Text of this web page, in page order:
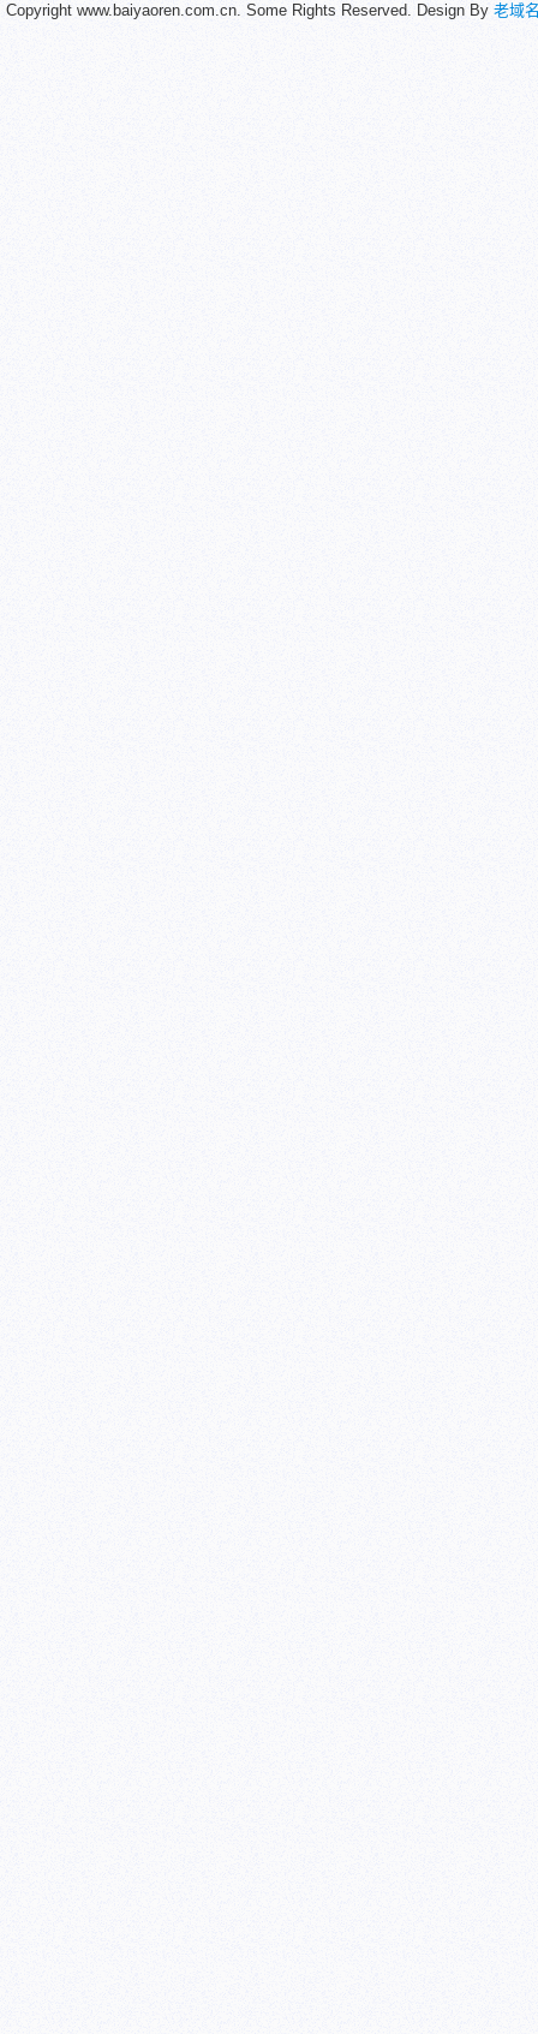
Copyright www.baiyaoren.com.cn. Some Rights Reserved. Design By 老域